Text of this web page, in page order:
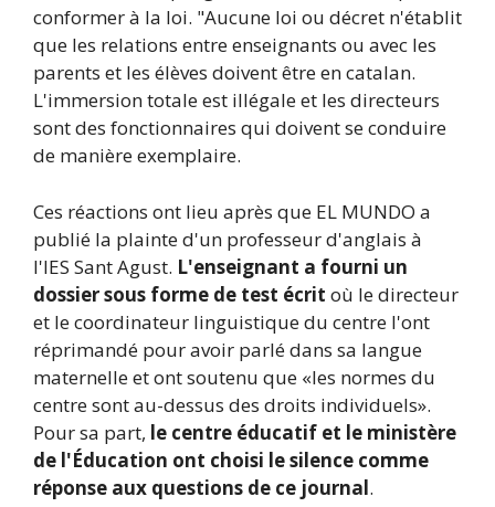
conformer à la loi. "Aucune loi ou décret n'établit
que les relations entre enseignants ou avec les
parents et les élèves doivent être en catalan.
L'immersion totale est illégale et les directeurs
sont des fonctionnaires qui doivent se conduire
de manière exemplaire.
Ces réactions ont lieu après que EL MUNDO a
publié la plainte d'un professeur d'anglais à
l'IES Sant Agust. L'enseignant a fourni un
dossier sous forme de test écrit où le directeur
et le coordinateur linguistique du centre l'ont
réprimandé pour avoir parlé dans sa langue
maternelle et ont soutenu que «les normes du
centre sont au-dessus des droits individuels».
Pour sa part, le centre éducatif et le ministère
de l'Éducation ont choisi le silence comme
réponse aux questions de ce journal.